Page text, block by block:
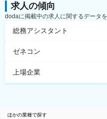
求人の傾向
dodaに掲載中の求人に関するデータ
総務アシスタント
ゼネコン
上場企業
ほかの業種で探す